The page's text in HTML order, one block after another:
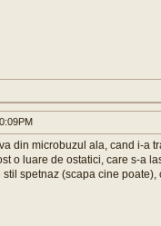
din microbuzul ala, cand i-a
o luare de ostatici, care s-a
spetnaz (scapa cine